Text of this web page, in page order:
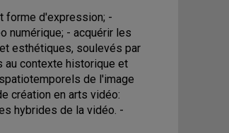
forme d'expression; -
numérique; - acquérir les
esthétiques, soulevés par
au contexte historique et
de l'image
création en arts vidéo:
hybrides de la vidéo. -